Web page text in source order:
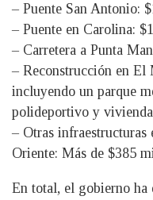
– Puente San Antonio:
– Puente en Carolina:
– Carretera a Punta
– Reconstrucción en El
incluyendo un parque
polideportivo y
– Otras
Oriente: Más de $385
En total, el gobierno ha